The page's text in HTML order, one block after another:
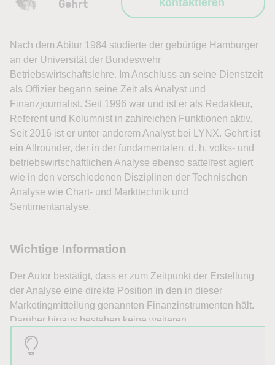
Nach dem Abitur 1984 studierte der gebürtige Hamburger
an der Universität der Bundeswehr
Betriebswirtschaftslehre. Im Anschluss an seine Dienstzeit
als Offizier begann seine Zeit als Analyst und
Finanzjournalist. Seit 1996 war und ist er als Redakteur,
Referent und Kolumnist in zahlreichen Funktionen aktiv.
Seit 2016 ist er unter anderem Analyst bei LYNX. Gehrt ist
ein Allrounder, der in der fundamentalen, d. h. volks- und
betriebswirtschaftlichen Analyse ebenso sattelfest agiert
wie in den verschiedenen Disziplinen der Technischen
Analyse wie Chart- und Markttechnik und
Sentimentanalyse.